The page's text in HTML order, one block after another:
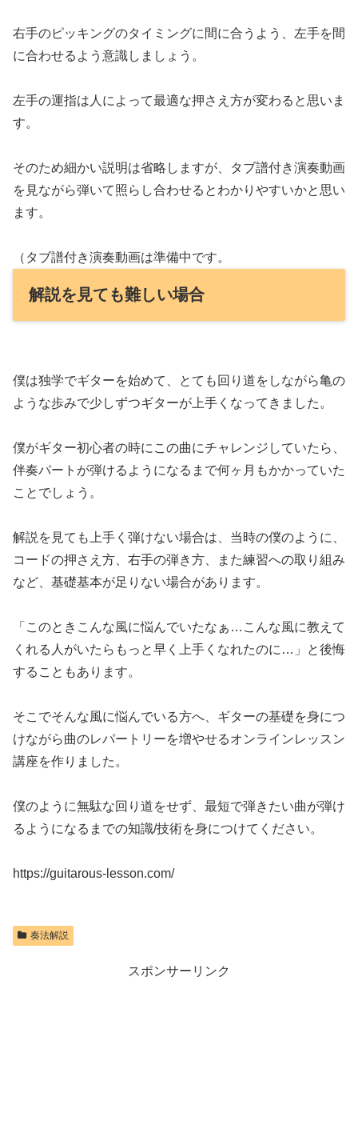
右手のピッキングのタイミングに間に合うよう、左手を間
に合わせるよう意識しましょう。
左手の運指は人によって最適な押さえ方が変わると思いま
す。
そのため細かい説明は省略しますが、タブ譜付き演奏動画
を見ながら弾いて照らし合わせるとわかりやすいかと思い
ます。
（タブ譜付き演奏動画は準備中です。
解説を見ても難しい場合
僕は独学でギターを始めて、とても回り道をしながら亀の
ような歩みで少しずつギターが上手くなってきました。
僕がギター初心者の時にこの曲にチャレンジしていたら、
伴奏パートが弾けるようになるまで何ヶ月もかかっていた
ことでしょう。
解説を見ても上手く弾けない場合は、当時の僕のように、
コードの押さえ方、右手の弾き方、また練習への取り組み
など、基礎基本が足りない場合があります。
「このときこんな風に悩んでいたなぁ…こんな風に教えて
くれる人がいたらもっと早く上手くなれたのに…」と後悔
することもあります。
そこでそんな風に悩んでいる方へ、ギターの基礎を身につ
けながら曲のレパートリーを増やせるオンラインレッスン
講座を作りました。
僕のように無駄な回り道をせず、最短で弾きたい曲が弾け
るようになるまでの知識/技術を身につけてください。
https://guitarous-lesson.com/
奏法解説
スポンサーリンク